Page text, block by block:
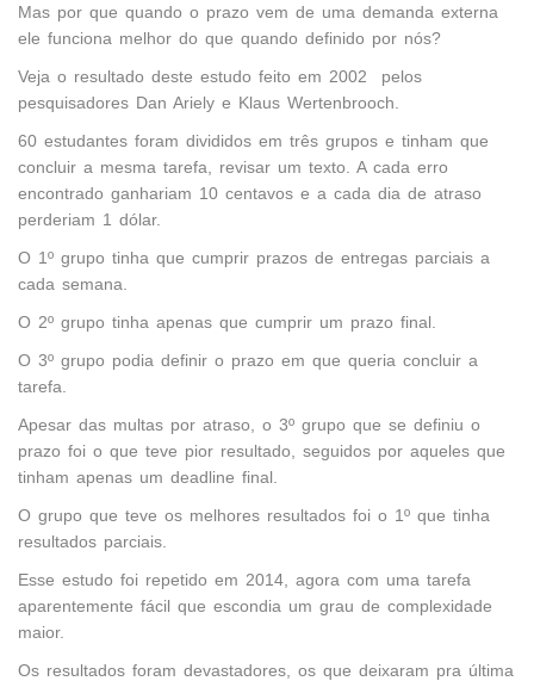
Mas por que quando o prazo vem de uma demanda externa
ele funciona melhor do que quando definido por nós?
Veja o resultado deste estudo feito em 2002 pelos
pesquisadores Dan Ariely e Klaus Wertenbrooch.
60 estudantes foram divididos em três grupos e tinham que
concluir a mesma tarefa, revisar um texto. A cada erro
encontrado ganhariam 10 centavos e a cada dia de atraso
perderiam 1 dólar.
O 1º grupo tinha que cumprir prazos de entregas parciais a
cada semana.
O 2º grupo tinha apenas que cumprir um prazo final.
O 3º grupo podia definir o prazo em que queria concluir a
tarefa.
Apesar das multas por atraso, o 3º grupo que se definiu o
prazo foi o que teve pior resultado, seguidos por aqueles que
tinham apenas um deadline final.
O grupo que teve os melhores resultados foi o 1º que tinha
resultados parciais.
Esse estudo foi repetido em 2014, agora com uma tarefa
aparentemente fácil que escondia um grau de complexidade
maior.
Os resultados foram devastadores, os que deixaram pra última